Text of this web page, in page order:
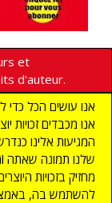
et
d'auteur.
אנו עושים הכל כדי
אנו מכבדים זכויות
מחזיק בזכויות
להשתמש בה,